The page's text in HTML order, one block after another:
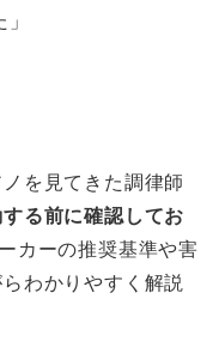
を見てきた調律師
る前に確認してお
カーの推奨基準や害
わかりやすく解説